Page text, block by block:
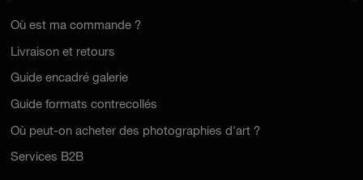
Où est ma commande ?
Livraison et retours
Guide encadré galerie
Guide formats contrecollés
Où peut-on acheter des photographies d'art ?
Services B2B